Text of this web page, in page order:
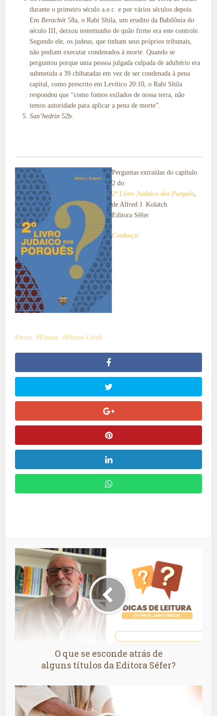
durante o primeiro século a.e.c. e por vários séculos depois.
EmBerachót 58a, o Rabi Shila, um erudito da Babilônia do
século III, deixou testemunho de quão firme era este controle.
Segundo ele, os judeus, que tinham seus próprios tribunais,
não podiam executar condenados à morte. Quando se
perguntou porque uma pessoa julgada culpada de adultério era
submetida a 39 chibatadas em vez de ser condenada à pena
capital, como prescrito em Levítico 20:10, o Rabi Shila
respondeu que “como fomos exilados de nossa terra, não
temos autoridade para aplicar a pena de morte”.
San’hedrin 52b.
Perguntas extraídas do capítulo
2 do:
2º Livro Judaico dos Porquês,
de Alfred J. Kolatch
Editora Sêfer
Conheça!
Jesus Páscoa Páscoa Cristã
O que se esconde atrás de
alguns títulos da Editora Sêfer?